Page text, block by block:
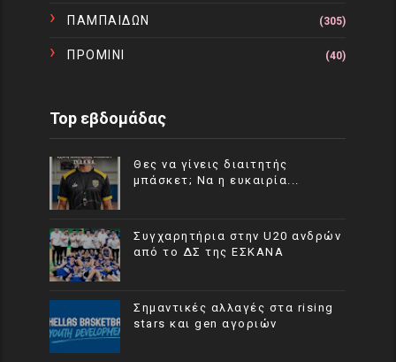
ΠΑΜΠΑΙΔΩΝ (305)
ΠΡΟΜΙΝΙ (40)
Top εβδομάδας
Θες να γίνεις διαιτητής
μπάσκετ; Να η ευκαιρία...
Συγχαρητήρια στην U20 ανδρών
από το ΔΣ της ΕΣΚΑΝΑ
Σημαντικές αλλαγές στα rising
stars και gen αγοριών